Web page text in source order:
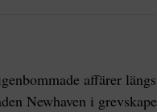
affärer längs
Newhaven i